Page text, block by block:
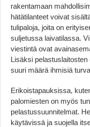
rakentamaan
hätätilanteet voivat
tulipaloja, joita on
suljetussa laivatilassa.
viestintä ovat
Lisäksi
suuri määrä ihmisiä
Erikoistapauksissa,
palomiesten on myös
pelastussuunnitelmat.
käytävissä ja suojella